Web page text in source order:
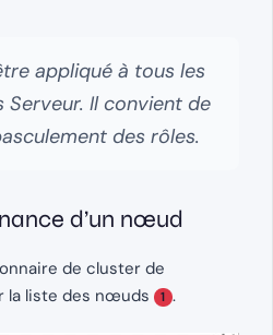
appliqué à tous les
Il convient de
des rôles.
d’un nœud
de cluster de
la liste des nœuds
1 .